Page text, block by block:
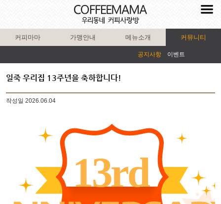
커피마마 가맹안내 메뉴소개 커뮤니티
공지사항 이벤트
일죽 우리집 13주년을 축하합니다!
작성일 2026.06.04
13rd